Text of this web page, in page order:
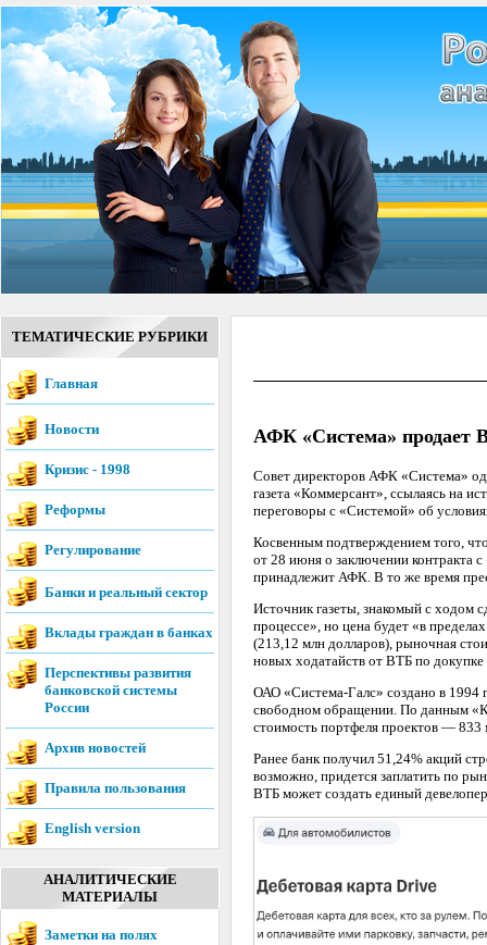
ТЕМАТИЧЕСКИЕ РУБРИКИ
Главная
Новости
Кризис - 1998
Реформы
Регулирование
Банки и реальный сектор
Вклады граждан в банках
Перспективы развития
банковской системы
России
Архив новостей
Правила пользования
English version
АНАЛИТИЧЕСКИЕ
МАТЕРИАЛЫ
Заметки на полях
АФК «Система» продает
Cовет директоров АФК «Система»
газета «Коммерсант», ссылаясь на
переговоры с «Системой» об
Косвенным подтверждением того,
от 28 июня о заключении контракта
принадлежит АФК. В то же время
Источник газеты, знакомый с ходом
процессе», но цена будет «в
(213,12 млн долларов), рыночная
новых ходатайств от ВТБ по
ОАО «Система-Галс» создано в
свободном обращении. По данным
стоимость портфеля проектов —
Ранее банк получил 51,24% акций
возможно, придется заплатить по
ВТБ может создать единый